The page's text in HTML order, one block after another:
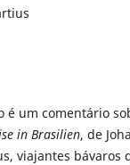
é um comentário
in Brasilien, de
viajantes bávaros